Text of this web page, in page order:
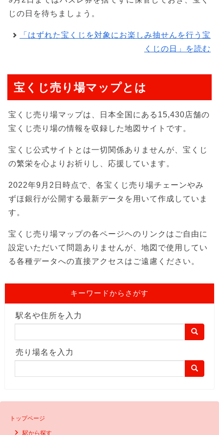
じの日を待ちましょう。
「はずれた宝くじを対象にお楽しみ抽せんを行う宝
くじの日」を読む
宝くじ売り場マップとは
宝くじ売り場マップは、日本全国にある15,430店舗の
宝くじ売り場の情報を収録した地図サイトです。
宝くじ公式サイトとは一切関係ありませんが、宝くじ
の繁栄を心よりお祈りし、応援しています。
2022年9月2日時点で、各宝くじ売り場チェーンやみ
ずほ銀行が公開する最新データを用いて作成していま
す。
宝くじ売り場マップの各ページヘのリンクはご自由に
設定いただいて問題ありませんが、地図で使用してい
る各種データへの直接アクセスはご遠慮ください。
キーワードからさがす
駅名や住所を入力
売り場名を入力
トップページ
駅から探す